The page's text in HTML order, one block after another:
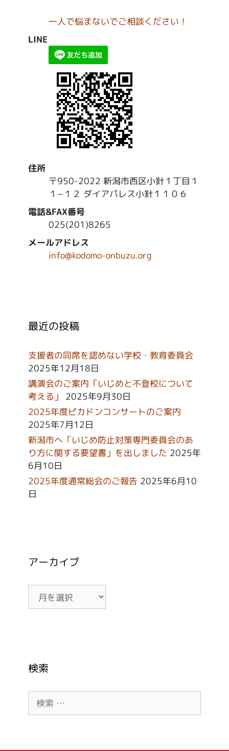
一人で悩まないでご相談ください！
LINE
住所
〒950-2022 新潟市西区小針１丁目１
１−１２ ダイアパレス小針１１０６
電話&FAX番号
025(201)8265
メールアドレス
info@kodomo-onbuzu.org
最近の投稿
支援者の同席を認めない学校・教育委員会
2025年12月18日
講演会のご案内「いじめと不登校について
考える」
2025年9月30日
2025年度ピカドンコンサートのご案内
2025年7月12日
新潟市へ「いじめ防止対策専門委員会のあ
り方に関する要望書」を出しました 2025年
6月10日
2025年度通常総会のご報告 2025年6月10
日
アーカイブ
検索
索: